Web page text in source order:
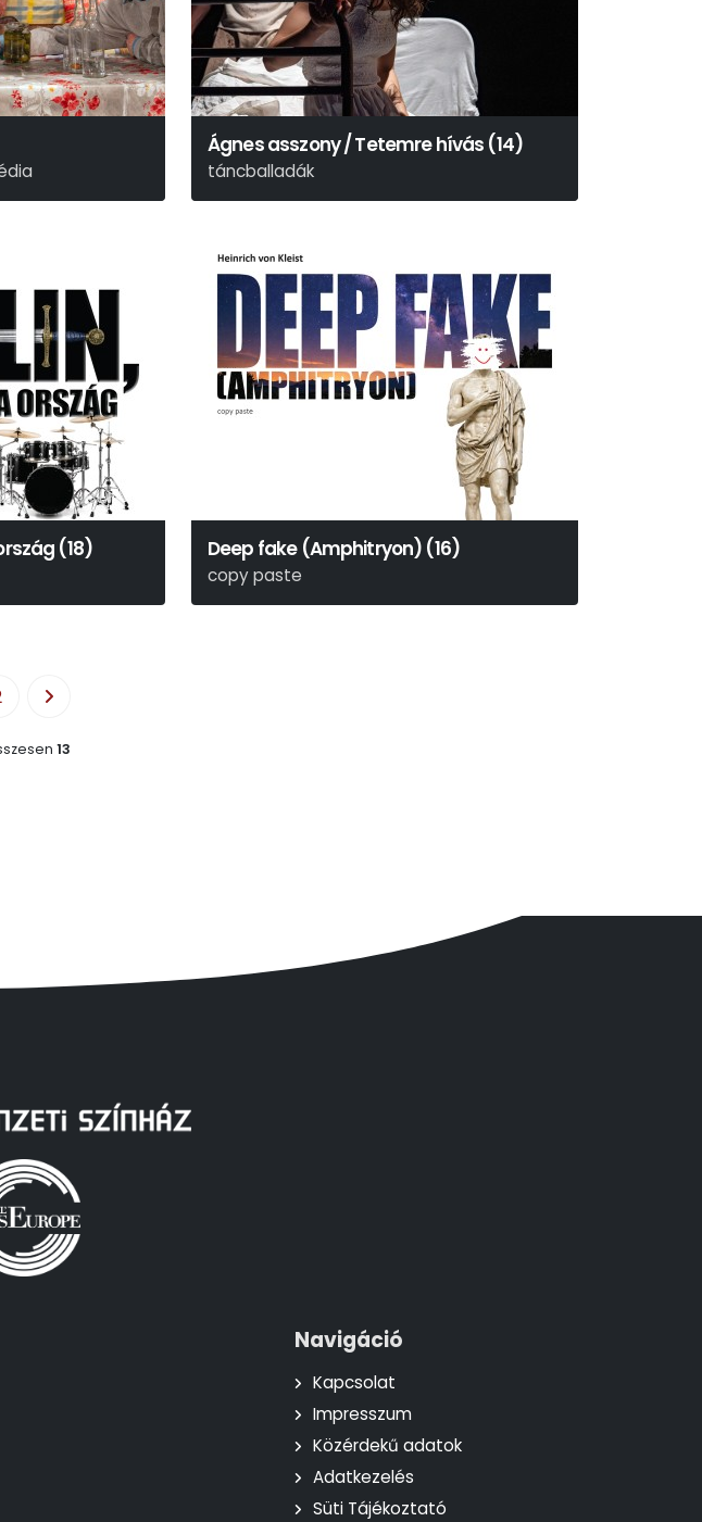
Ágnes asszony / Tetemre hívás (14)
táncballadák
Arany János
(18) Deep fake (Amphitryon) (16)
copy paste
Heinrich von Kleist
13
Navigáció
Kapcsolat
Impresszum
Közérdekű adatok
Adatkezelés
Süti Tájékoztató